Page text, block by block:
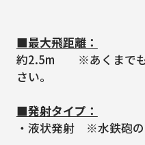
■最大飛距離：
約2.5m ※あくまでも
さい。
■発射タイプ：
・液状発射 ※水鉄砲